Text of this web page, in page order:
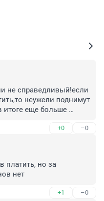
не справедливый!если
неужели поднимут
итоге еще больше
считаю это не
такой
меня!!!!!
+0 –0
платить, но за
нет
+1 –0